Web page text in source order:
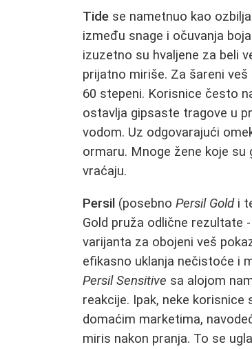
Tide se nametnuo kao
između snage i očuvanja
izuzetno su hvaljene za beli
prijatno miriše. Za šareni
60 stepeni. Korisnice često
ostavlja gipsaste tragove u
vodom. Uz odgovarajući
ormaru. Mnoge žene koje su
vraćaju.
Persil (posebnoPersil Goldi
Gold pruža odlične rezultate
varijanta za obojeni veš
efikasno uklanja nečistoće i
Persil Sensitive sa alojom
reakcije. Ipak, neke
domaćim marketima,
miris nakon pranja. To se